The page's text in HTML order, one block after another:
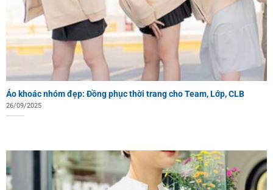
Áo khoác nhóm đẹp: Đồng phục thời trang cho Team, Lớp, CLB
26/09/2025